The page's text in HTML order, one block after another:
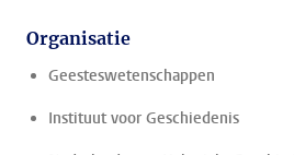
Organisatie
Geesteswetenschappen
Instituut voor Geschiedenis